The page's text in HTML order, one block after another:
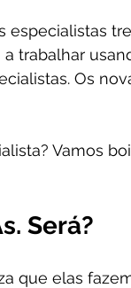
especialistas
trabalhar
Os
Vamos
Será?
que elas